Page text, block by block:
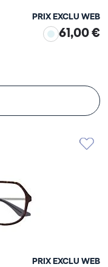
PRIX EXCLU WEB
61,00 €
PRIX EXCLU WEB